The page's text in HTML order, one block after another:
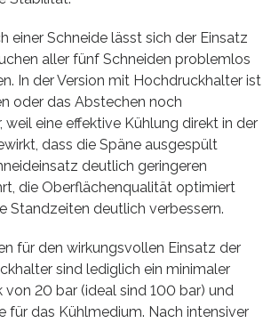
einer Schneide lässt sich der Einsatz
aller fünf Schneiden problemlos
In der Version mit Hochdruckhalter ist
oder das Abstechen noch
weil eine effektive Kühlung direkt in der
dass die Späne ausgespült
deutlich geringeren
die Oberflächenqualität optimiert
Standzeiten deutlich verbessern.
für den wirkungsvollen Einsatz der
sind lediglich ein minimaler
20 bar (ideal sind 100 bar) und
für das Kühlmedium. Nach intensiver